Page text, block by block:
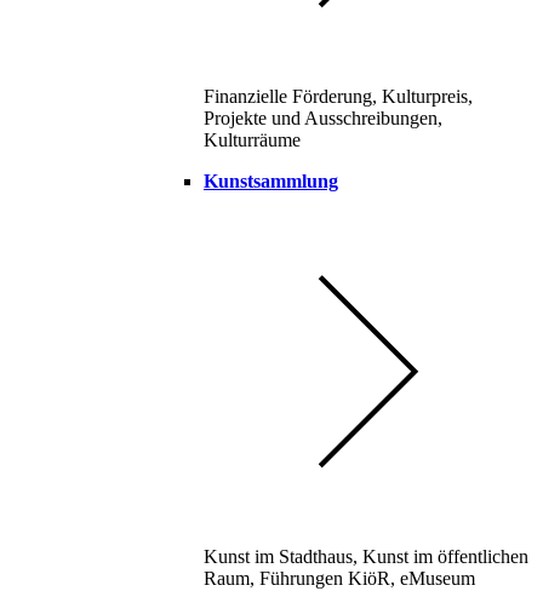
Finanzielle Förderung, Kulturpreis,
Projekte und Ausschreibungen,
Kulturräume
Kunstsammlung
Kunst im Stadthaus, Kunst im öffentlichen
Raum, Führungen KiöR, eMuseum